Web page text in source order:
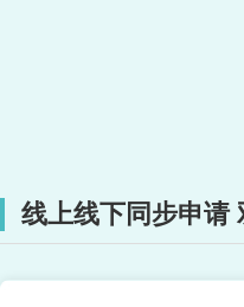
线上线下同步申请